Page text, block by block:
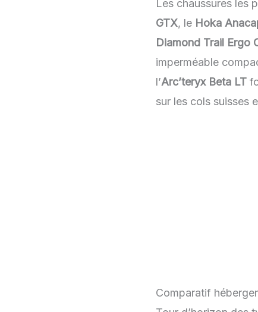
Les chaussures les
GTX, le Hoka
Diamond Trail Ergo
imperméable
l’Arc’teryx Beta LT
sur les cols suisses
Comparatif